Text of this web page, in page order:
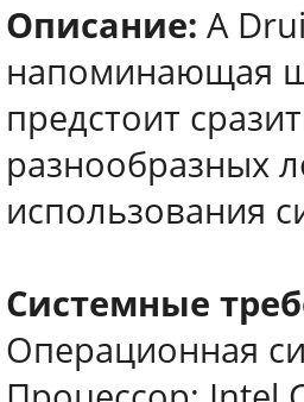
Описание: A
напоминающая
предстоит
разнообразных
использования
Системные
Операционная